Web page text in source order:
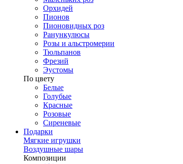
Орхидей
Пионов
Пионовидных роз
Ранункулюсы
Розы и альстромерии
Тюльпанов
Фрезий
Эустомы
По цвету
Белые
Голубые
Красные
Розовые
Сиреневые
Подарки
Мягкие игрушки
Воздушные шары
Композиции